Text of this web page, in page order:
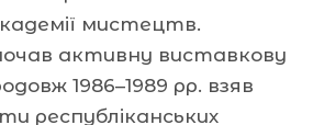
мистецтв.
активну виставкову
1986–1989 рр. взяв
республіканських